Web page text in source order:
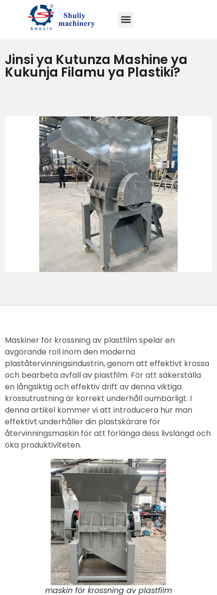
Jinsi ya Kutunza Mashine ya
Kukunja Filamu ya Plastiki?
Maskiner för krossning av plastfilm spelar en
avgörande roll inom den moderna
plaståtervinningsindustrin, genom att effektivt krossa
och bearbeta avfall av plastfilm. För att säkerställa
en långsiktig och effektiv drift av denna viktiga
krossutrustning är korrekt underhåll oumbärligt. I
denna artikel kommer vi att introducera hur man
effektivt underhåller din plastskärare för
återvinningsmaskin för att förlänga dess livslängd och
öka produktiviteten.
maskin för krossning av plastfilm